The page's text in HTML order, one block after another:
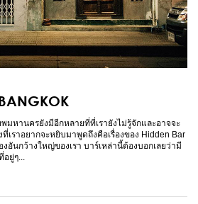
มหานครยังมีอีกหลายที่ที่เรายังไม่รู้จักและอาจจะ
เราอยากจะหยิบมาพูดถึงคือเรื่องของ Hidden Bar
อันกว้างใหญ่ของเรา บาร์เหล่านี้ต้องบอกเลยว่ามี
อยู่ๆ...